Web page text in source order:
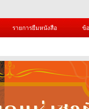
รายการยืมหนังสือ ข้